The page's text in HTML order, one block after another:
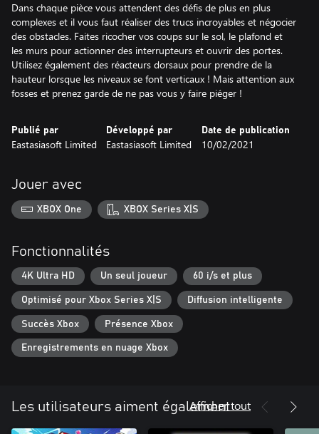
Dans chaque pièce vous attendent des défis de plus en plus
complexes et il vous faut réaliser des trucs incroyables et négocier
des obstacles. Faites ricocher vos coups sur le sol, le plafond et
les murs pour actionner des interrupteurs et ouvrir des portes.
Utilisez également des réacteurs dorsaux pour prendre de la
hauteur lorsque les niveaux se font verticaux ! Mais attention aux
fosses et prenez garde de ne pas vous y faire piéger !
Publié par
Eastasiasoft Limited
Développé par
Eastasiasoft Limited
Date de publication
10/02/2021
Jouer avec
XBOX One XBOX Series X|S
Fonctionnalités
4K Ultra HD Un seul joueur 60 i/s et plus
Optimisé pour Xbox Series X|S Diffusion intelligente
Succès Xbox Présence Xbox
Enregistrements en nuage Xbox
Les utilisateurs aiment également
Afficher tout